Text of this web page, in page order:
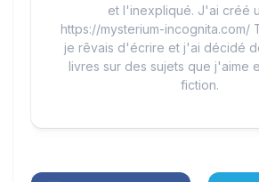
et l'inexpliqué. J'ai créé
https://mysterium-incognita.com/
je rêvais d'écrire et j'ai décidé
livres sur des sujets que j'aime
fiction.